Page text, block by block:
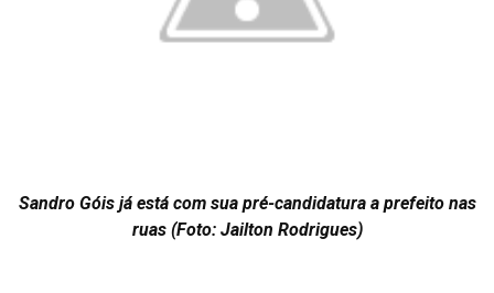
Sandro Góis já está com sua pré-candidatura a prefeito nas
ruas (Foto: Jailton Rodrigues)